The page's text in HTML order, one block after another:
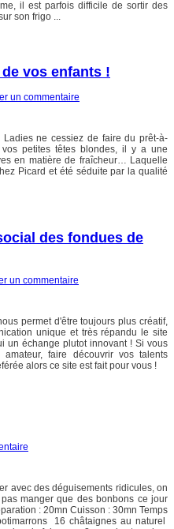
il est parfois difficile de sortir des
son frigo ...
vos enfants !
un commentaire
ne cessiez de faire du prêt-à-
petites têtes blondes, il y a une
en matière de fraîcheur… Laquelle
Picard et été séduite par la qualité
des fondues de
un commentaire
permet d'être toujours plus créatif,
unique et très répandu le site
un échange plutot innovant ! Si vous
faire découvrir vos talents
alors ce site est fait pour vous !
avec des déguisements ridicules, on
manger que des bonbons ce jour
: 20mn Cuisson : 30mn Temps
16 châtaignes au naturel